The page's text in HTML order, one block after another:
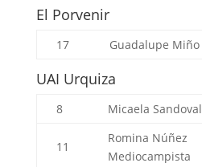
El Porvenir
17 Guadalupe Miño
UAI Urquiza
8 Micaela Sandoval
11
Romina Núñez
Mediocampista